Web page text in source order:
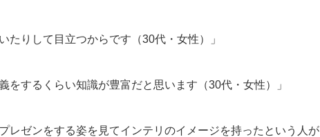
たりして目立つからです（30代・女性）」
をするくらい知識が豊富だと思います（30代・女性）」
レゼンをする姿を見てインテリのイメージを持ったという人が